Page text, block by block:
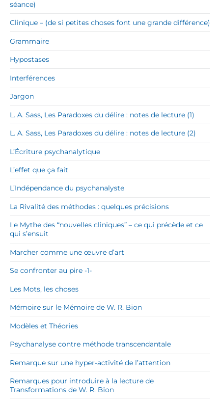
séance)
Clinique – (de si petites choses font une grande différence)
Grammaire
Hypostases
Interférences
Jargon
L. A. Sass, Les Paradoxes du délire : notes de lecture (1)
L. A. Sass, Les Paradoxes du délire : notes de lecture (2)
L’Écriture psychanalytique
L’effet que ça fait
L’Indépendance du psychanalyste
La Rivalité des méthodes : quelques précisions
Le Mythe des “nouvelles cliniques” – ce qui précède et ce
qui s’ensuit
Marcher comme une œuvre d’art
Se confronter au pire -1-
Les Mots, les choses
Mémoire sur le Mémoire de W. R. Bion
Modèles et Théories
Psychanalyse contre méthode transcendantale
Remarque sur une hyper-activité de l’attention
Remarques pour introduire à la lecture de
Transformations de W. R. Bion